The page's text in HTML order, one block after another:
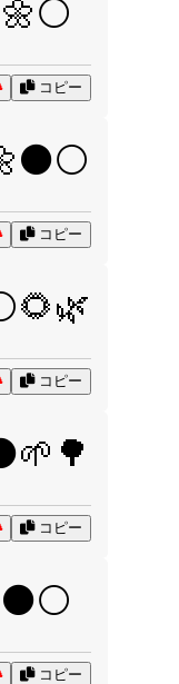
コピー
コピー
コピー
コピー
コピー